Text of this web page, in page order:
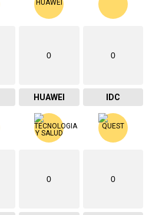
0
HUAWEI
0
IDC
0 0